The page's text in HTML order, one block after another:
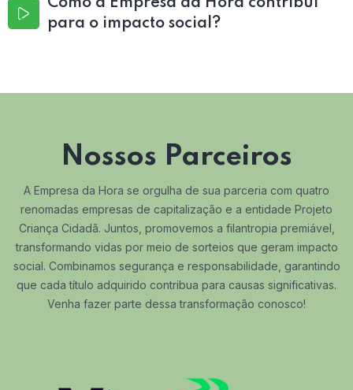
Como a Empresa da Hora contribui
para o impacto social?
Nossos Parceiros
A Empresa da Hora se orgulha de sua parceria com quatro
renomadas empresas de capitalização e a entidade Projeto
Criança Cidadã. Juntos, promovemos a filantropia premiável,
transformando vidas por meio de sorteios que geram impacto
social. Combinamos segurança e responsabilidade, garantindo
que cada título adquirido contribua para causas significativas.
Venha fazer parte dessa transformação conosco!